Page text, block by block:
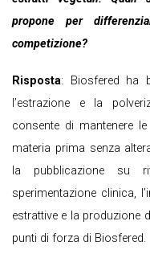
propone per
competizione?
Risposta: Biosfered ha
l’estrazione e la
consente di mantenere
materia prima senza
la pubblicazione su
sperimentazione clinica,
estrattive e la produzione
punti di forza di Biosfered.